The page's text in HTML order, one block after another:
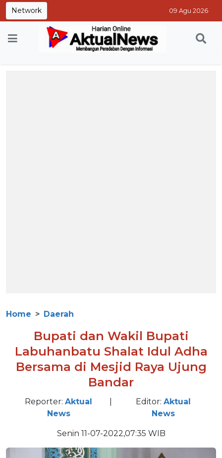
Network 09 Agu 2026
Home Daerah
Bupati dan Wakil Bupati
Labuhanbatu Shalat Idul Adha
Bersama di Mesjid Raya Ujung
Bandar
Reporter: Aktual
News
Editor:Aktual
News
Senin 11-07-2022,07:35 WIB